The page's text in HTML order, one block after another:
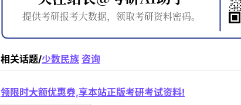
相关话题/少数民族 咨询
领限时大额优惠券,享本站正版考研考试资料!